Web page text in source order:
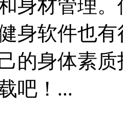
身材管理
身软件也
的身体素
吧！...